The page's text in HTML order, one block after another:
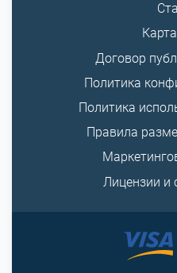
Договор
Политика
Политика
Правила
Лицензии и